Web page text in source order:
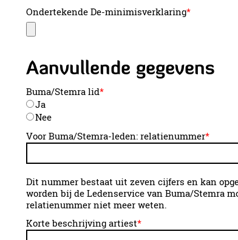
Ondertekende De-minimisverklaring*
Aanvullende gegevens
Buma/Stemra lid*
Ja
Nee
Voor Buma/Stemra-leden: relatienummer*
Dit nummer bestaat uit zeven cijfers en kan
worden bij de Ledenservice van Buma/Stemra
relatienummer niet meer weten.
Korte beschrijving artiest*